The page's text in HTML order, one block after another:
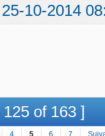
25-10-2014
of 163 ]
4 5 6 7